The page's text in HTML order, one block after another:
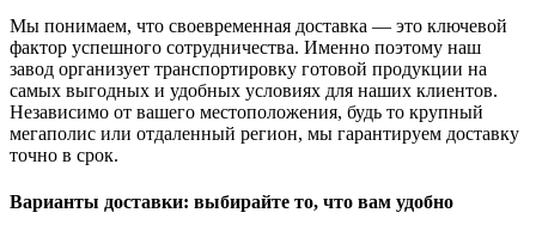
Мы понимаем, что своевременная доставка — это ключевой
фактор успешного сотрудничества. Именно поэтому наш
завод организует транспортировку готовой продукции на
самых выгодных и удобных условиях для наших клиентов.
Независимо от вашего местоположения, будь то крупный
мегаполис или отдаленный регион, мы гарантируем доставку
точно в срок.
Варианты доставки: выбирайте то, что вам удобно